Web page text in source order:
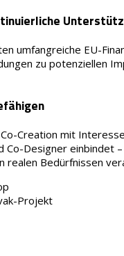
umfangreiche EU-
zu potenziellen
Creation mit
Co-Designer einbindet
realen Bedürfnissen